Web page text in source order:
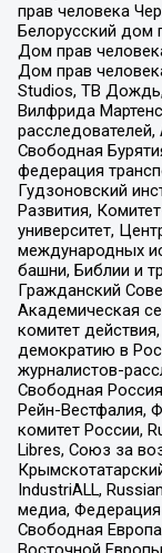
прав человека
Белорусский дом
Дом прав
Дом прав
Studios, ТВ
Вилфрида
Свободная
федерация
Гудзоновский
Развития,
университет,
международных
башни, Библии и
Гражданский
Академическая
комитет
демократию в
журналистов-
Свободная
Рейн-Вестфалия,
комитет России,
Libres, Союз за
IndustriALL,
медиа, Федерация
Свободная